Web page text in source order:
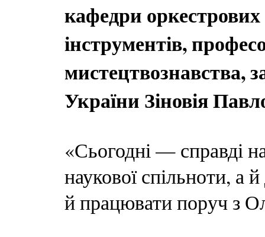
кафедри
інструментів,
мистецтвознавства,
України Зіновія
«Сьогодні — справді
наукової спільноти, а
й працювати поруч з